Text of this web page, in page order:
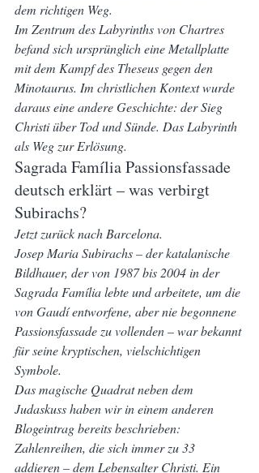
dem richtigen Weg.
Im Zentrum des Labyrinths von Chartres
befand sich ursprünglich eine Metallplatte
mit dem Kampf des Theseus gegen den
Minotaurus. Im christlichen Kontext wurde
daraus eine andere Geschichte: der Sieg
Christi über Tod und Sünde. Das Labyrinth
als Weg zur Erlösung.
Sagrada Família Passionsfassade
deutsch erklärt – was verbirgt
Subirachs?
Jetzt zurück nach Barcelona.
Josep Maria Subirachs – der katalanische
Bildhauer, der von 1987 bis 2004 in der
Sagrada Família lebte und arbeitete, um die
von Gaudí entworfene, aber nie begonnene
Passionsfassade zu vollenden – war bekannt
für seine kryptischen, vielschichtigen
Symbole.
Das magische Quadrat neben dem
Judaskuss haben wir in einem anderen
Blogeintrag bereits beschrieben:
Zahlenreihen, die sich immer zu 33
addieren – dem Lebensalter Christi. Ein